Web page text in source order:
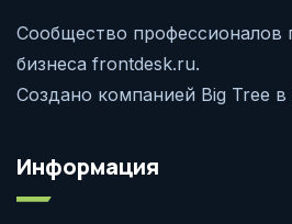
Сообщество профессионалов
бизнеса frontdesk.ru.
Создано компанией Big Tree в
Информация